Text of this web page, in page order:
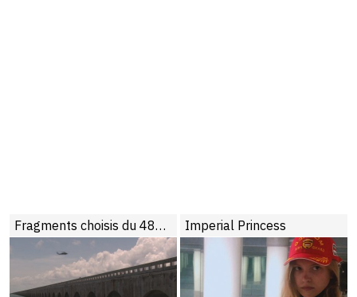
Fragments choisis du 48e Cinéma du réel Imperial Princess